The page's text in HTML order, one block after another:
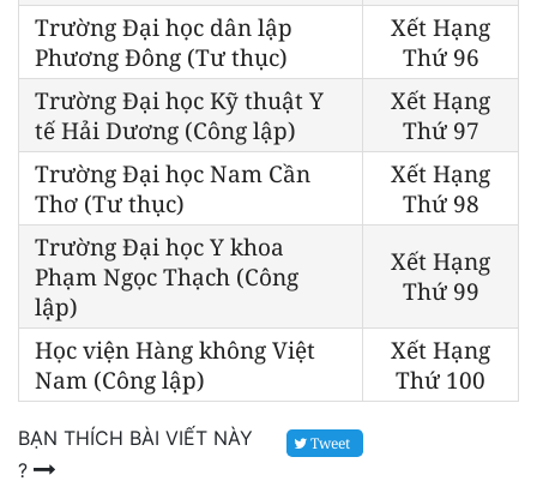
Trường Đại học dân lập
Phương Đông (Tư thục)
Xết Hạng
Thứ 96
Trường Đại học Kỹ thuật Y
tế Hải Dương (Công lập)
Xết Hạng
Thứ 97
Trường Đại học Nam Cần
Thơ (Tư thục)
Xết Hạng
Thứ 98
Trường Đại học Y khoa
Phạm Ngọc Thạch (Công
lập)
Xết Hạng
Thứ 99
Học viện Hàng không Việt
Nam (Công lập)
Xết Hạng
Thứ 100
BẠN THÍCH BÀI VIẾT NÀY
?
Tweet